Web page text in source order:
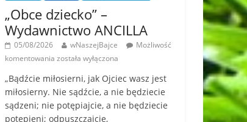
„Obce dziecko” –
Wydawnictwo ANCILLA
05/08/2026 wNaszejBajce
Możliwość
komentowania została wyłączona
„Bądźcie miłosierni, jak Ojciec wasz jest
miłosierny. Nie sądźcie, a nie będziecie
sądzeni; nie potępiajcie, a nie będziecie
potępieni; odpuszczajcie,